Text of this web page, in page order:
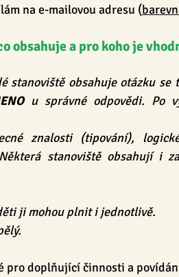
na e-mailovou adresu (
obsahuje a pro koho je
stanoviště obsahuje otázku se
u správné odpovědi. Po
znalosti (tipování),
stanoviště obsahují i
ji mohou plnit i jednotlivě.
pro doplňující činnosti a